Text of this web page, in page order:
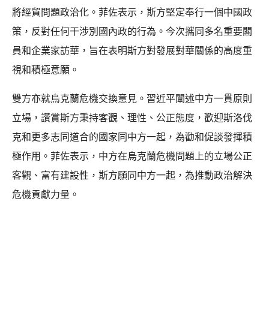
將經貿問題政治化。菲佐表示，斯方堅定奉行一個中國政
策，反對任何干涉別國內政的行為。今次攜同多名重要閣
員和企業家訪華，旨在表明斯方對發展對華關係的高度重
視和積極意願。
雙方亦就烏克蘭危機交換意見。習近平闡述中方一貫原則
立場，讚賞斯方秉持客觀、理性、公正態度，歡迎斯洛伐
克和更多志同道合的國家同中方一起，為勸和促談發揮積
極作用。菲佐表示，中方在烏克蘭危機問題上的立場公正
客觀、富有建設性，斯方願同中方一起，為推動政治解決
危機貢獻力量。